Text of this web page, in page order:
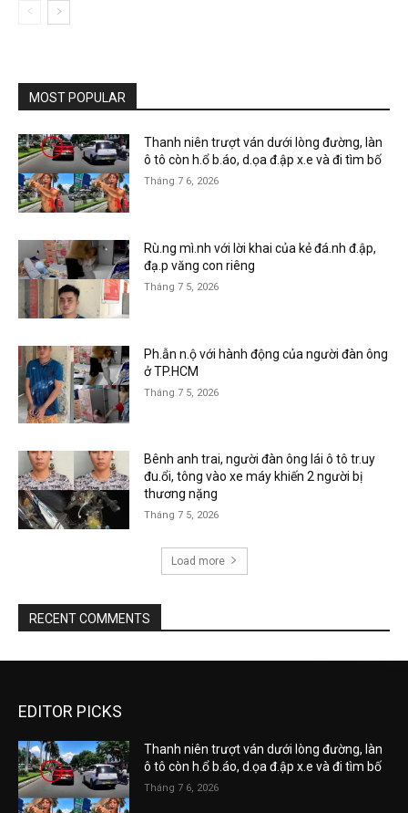
MOST POPULAR
Thanh niên trượt ván dưới lòng đường, làn
ô tô còn h.ổ b.áo, d.ọa đ.ập x.e và đi tìm bố
Tháng 7 6, 2026
Rù.ng mì.nh với lời khai của kẻ đá.nh đ.ập,
đạ.p văng con riêng
Tháng 7 5, 2026
Ph.ẫn n.ộ với hành động của người đàn ông
ở TP.HCM
Tháng 7 5, 2026
Bênh anh trai, người đàn ông lái ô tô tr.uy
đu.ổi, tông vào xe máy khiến 2 người bị
thương nặng
Tháng 7 5, 2026
Load more
RECENT COMMENTS
EDITOR PICKS
Thanh niên trượt ván dưới lòng đường, làn
ô tô còn h.ổ b.áo, d.ọa đ.ập x.e và đi tìm bố
Tháng 7 6, 2026